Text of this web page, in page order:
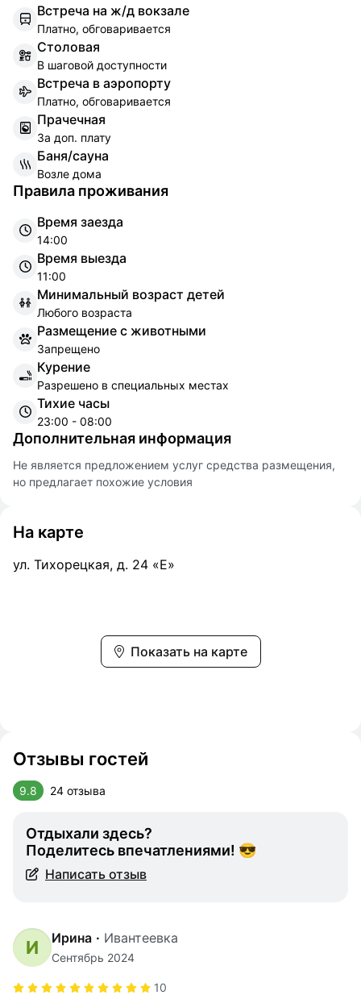
Встреча на ж/д вокзале
Платно, обговаривается
Столовая
В шаговой доступности
Встреча в аэропорту
Платно, обговаривается
Прачечная
За доп. плату
Баня/сауна
Возле дома
Правила проживания
Время заезда
14:00
Время выезда
11:00
Минимальный возраст детей
Любого возраста
Размещение с животными
Запрещено
Курение
Разрешено в специальных местах
Тихие часы
23:00 - 08:00
Дополнительная информация
Не является предложением услуг средства размещения,
но предлагает похожие условия
На карте
ул. Тихорецкая, д. 24 «Е»
Показать на карте
Отзывы гостей
9.8 24 отзыва
Отдыхали здесь?
Поделитесь впечатлениями! 😎
Написать отзыв
И Ирина · Ивантеевка
Сентябрь 2024
10